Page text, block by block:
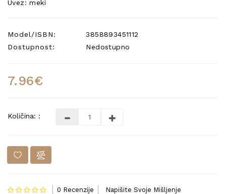
Uvez: meki
Model/ISBN:
3858893451112
Dostupnost:
Nedostupno
7.96€
Količina: :
0 Recenzije Napišite Svoje Mišljenje